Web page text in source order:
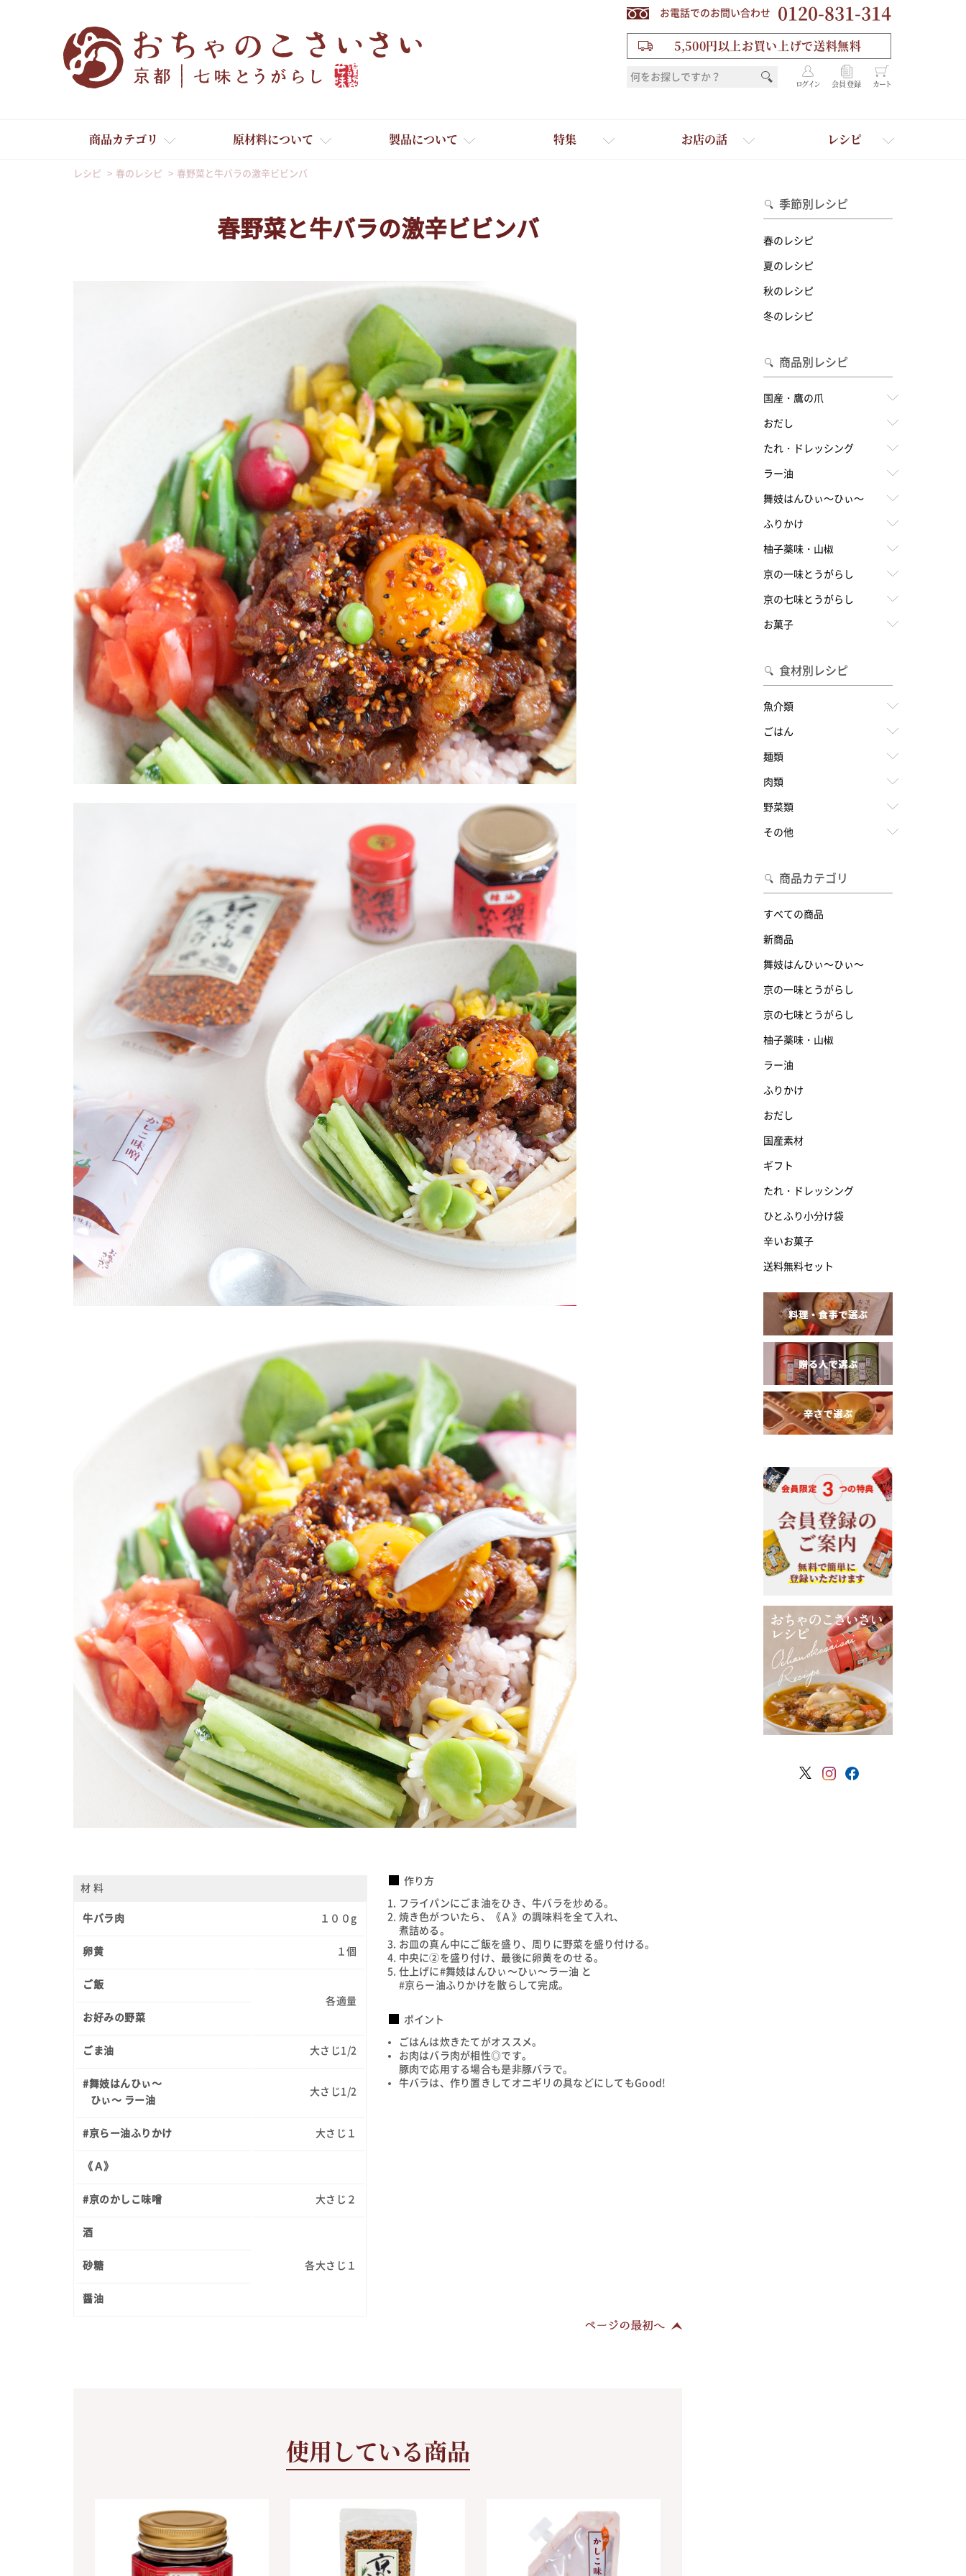
お電話でのお問い合わせ 0120-831-314
5,500円以上お買い上げで送料無料
ログイン 会員登録 カート
商品カテゴリ
たれ・ドレッシング
おだし
お菓子
国産・鷹の爪
料理に合わせて一味・七味を選ぶ
お土産・ギフト 贈る人に合わせて一味・七味を選ぶ
とうがらしの辛さ別に一味・七味を選ぶ
原材料について 製品について 特集 お店の話 レシピ
レシピ 春のレシピ 春野菜と牛バラの激辛ビビンバ
春野菜と牛バラの激辛ビビンバ
材 料
牛バラ肉 １００g
卵黄 １個
ご飯
各適量
お好みの野菜
ごま油 大さじ1/2
#舞妓はんひぃ～
ひぃ～ ラー油
大さじ1/2
#京らー油ふりかけ 大さじ１
《Ａ》
#京のかしこ味噌 大さじ２
酒
各大さじ１
砂糖
醤油
作り方
フライパンにごま油をひき、牛バラを炒める。
焼き色がついたら、《Ａ》の調味料を全て入れ、
煮詰める。
お皿の真ん中にご飯を盛り、周りに野菜を盛り付ける。
中央に②を盛り付け、最後に卵黄をのせる。
仕上げに#舞妓はんひぃ～ひぃ～ラー油 と
#京らー油ふりかけを散らして完成。
ポイント
ごはんは炊きたてがオススメ。
お肉はバラ肉が相性◎です。
豚肉で応用する場合も是非豚バラで。
牛バラは、作り置きしてオニギリの具などにしてもGood!
使用している商品
季節別レシピ
春のレシピ
夏のレシピ
秋のレシピ
冬のレシピ
商品別レシピ
国産・鷹の爪
おだし
たれ・ドレッシング
ラー油
舞妓はんひぃ～ひぃ～
ふりかけ
柚子薬味・山椒
京の一味とうがらし
京の七味とうがらし
お菓子
食材別レシピ
魚介類
ごはん
麺類
肉類
野菜類
その他
商品カテゴリ
すべての商品
新商品
舞妓はんひぃ～ひぃ～
京の一味とうがらし
京の七味とうがらし
柚子薬味・山椒
ラー油
ふりかけ
おだし
国産素材
ギフト
たれ・ドレッシング
ひとふり小分け袋
辛いお菓子
送料無料セット